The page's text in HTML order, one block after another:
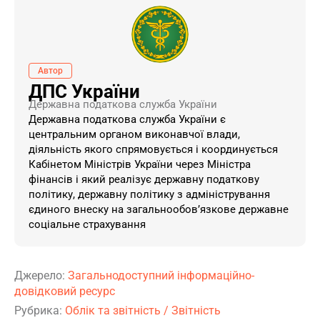
Автор
ДПС України
Державна податкова служба України
Державна податкова служба України є
центральним органом виконавчої влади,
діяльність якого спрямовується і координується
Кабінетом Міністрів України через Міністра
фінансів і який реалізує державну податкову
політику, державну політику з адміністрування
єдиного внеску на загальнообов’язкове державне
соціальне страхування
Джерело: Загальнодоступний інформаційно-
довідковий ресурс
Рубрика: Облік та звітність / Звітність